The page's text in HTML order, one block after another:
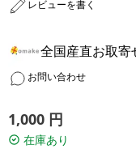
レビューを書く
全国産直お取寄
お問い合わせ
1,000 円
在庫あり